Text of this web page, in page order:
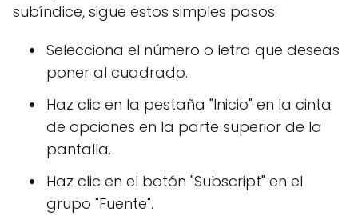
subíndice, sigue estos simples pasos:
Selecciona el número o letra que deseas
poner al cuadrado.
Haz clic en la pestaña "Inicio" en la cinta
de opciones en la parte superior de la
pantalla.
Haz clic en el botón "Subscript" en el
grupo "Fuente".